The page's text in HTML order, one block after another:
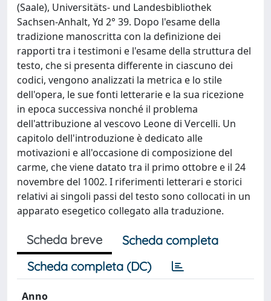
(Saale), Universitäts- und Landesbibliothek
Sachsen-Anhalt, Yd 2° 39. Dopo l'esame della
tradizione manoscritta con la definizione dei
rapporti tra i testimoni e l'esame della struttura del
testo, che si presenta differente in ciascuno dei
codici, vengono analizzati la metrica e lo stile
dell'opera, le sue fonti letterarie e la sua ricezione
in epoca successiva nonché il problema
dell'attribuzione al vescovo Leone di Vercelli. Un
capitolo dell'introduzione è dedicato alle
motivazioni e all'occasione di composizione del
carme, che viene datato tra il primo ottobre e il 24
novembre del 1002. I riferimenti letterari e storici
relativi ai singoli passi del testo sono collocati in un
apparato esegetico collegato alla traduzione.
Scheda breve
Scheda completa
Scheda completa (DC)
Anno